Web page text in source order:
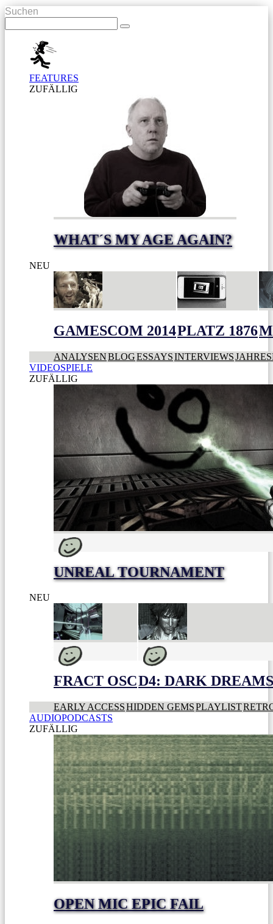
Suchen
FEATURES
ZUFÄLLIG
WHAT´S MY AGE AGAIN?
NEU
GAMESCOM 2014PLATZ 1876
ANALYSENBLOGESSAYSINTERVIEWS
VIDEOSPIELE
ZUFÄLLIG
UNREAL TOURNAMENT
NEU
FRACT OSCD4: DARK
EARLY ACCESSHIDDEN GEMSPLAYLIST
AUDIOPODCASTS
ZUFÄLLIG
OPEN MIC EPIC FAIL